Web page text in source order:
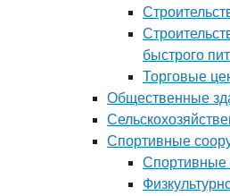
быстрого
Торговые
Общественные
Спортивные
Спортивные